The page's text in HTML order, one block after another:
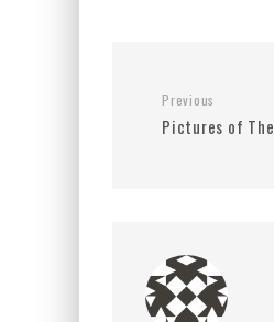
Previous
Pictures of